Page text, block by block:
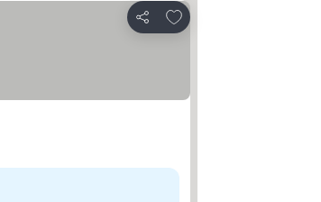
Teilen
Zu Favoriten hinzufügen